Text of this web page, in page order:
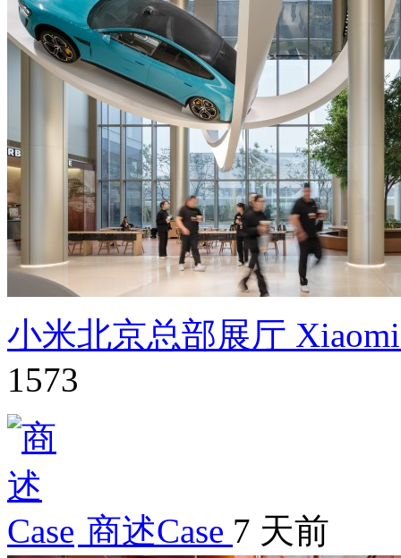
小米北京总部展厅
1573
商述Case 7 天前